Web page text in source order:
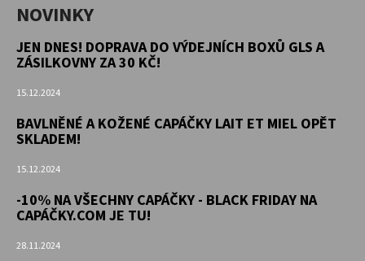
NOVINKY
JEN DNES! DOPRAVA DO VÝDEJNÍCH BOXŮ GLS A
ZÁSILKOVNY ZA 30 KČ!
15.12.2024
BAVLNĚNÉ A KOŽENÉ CAPÁČKY LAIT ET MIEL OPĚT
SKLADEM!
15.12.2024
-10% NA VŠECHNY CAPÁČKY - BLACK FRIDAY NA
CAPÁČKY.COM JE TU!
28.11.2024